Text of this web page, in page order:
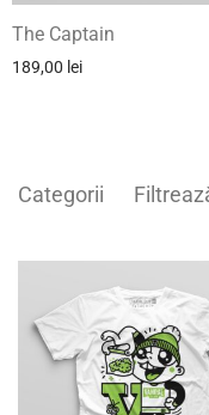
The Captain
189,00 lei
Categorii